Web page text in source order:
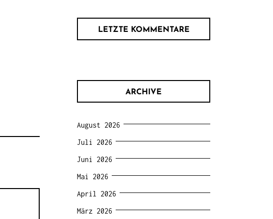
LETZTE KOMMENTARE
ARCHIVE
August 2026
Juli 2026
Juni 2026
Mai 2026
April 2026
März 2026